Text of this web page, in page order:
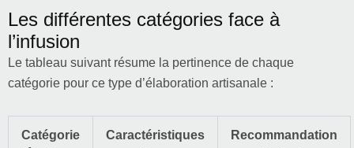
Les différentes catégories face à
l’infusion
Le tableau suivant résume la pertinence de chaque
catégorie pour ce type d’élaboration artisanale :
Catégorie
Caractéristiques
Recommandation